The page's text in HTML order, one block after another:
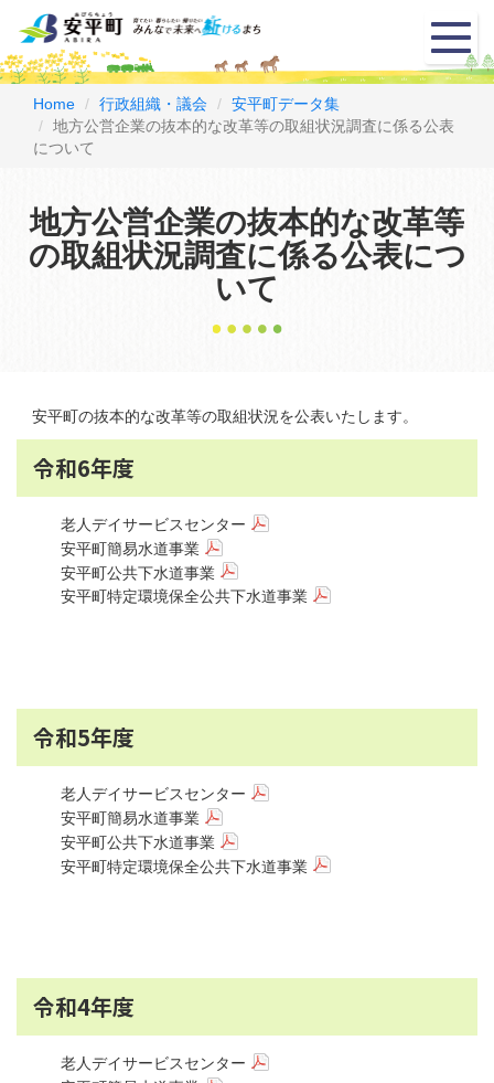
メ
ニ
ュ
Home 行政組織・議会
安平町データ集
地方公営企業の抜本的な改革等の取組状況調査に係る公表
について
地方公営企業の抜本的な改革等
の取組状況調査に係る公表につ
いて
安平町の抜本的な改革等の取組状況を公表いたします。
令和6年度
老人デイサービスセンター
安平町簡易水道事業
安平町公共下水道事業
安平町特定環境保全公共下水道事業
令和5年度
老人デイサービスセンター
安平町簡易水道事業
安平町公共下水道事業
安平町特定環境保全公共下水道事業
令和4年度
老人デイサービスセンター